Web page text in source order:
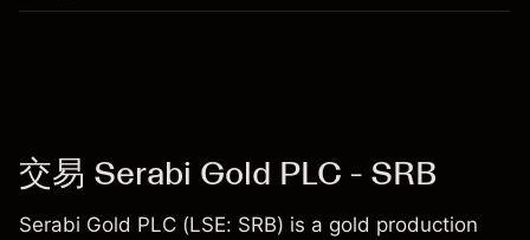
交易 Serabi Gold PLC - SRB
Serabi Gold PLC (LSE: SRB) is a gold production